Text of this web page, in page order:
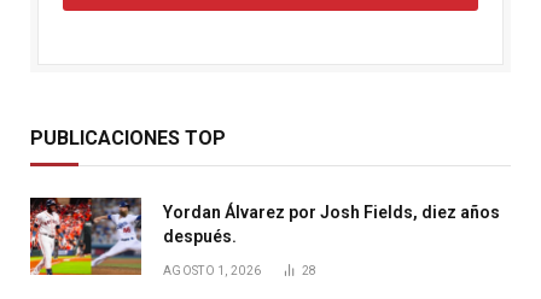
PUBLICACIONES TOP
Yordan Álvarez por Josh Fields, diez años
después.
AGOSTO 1, 2026 28